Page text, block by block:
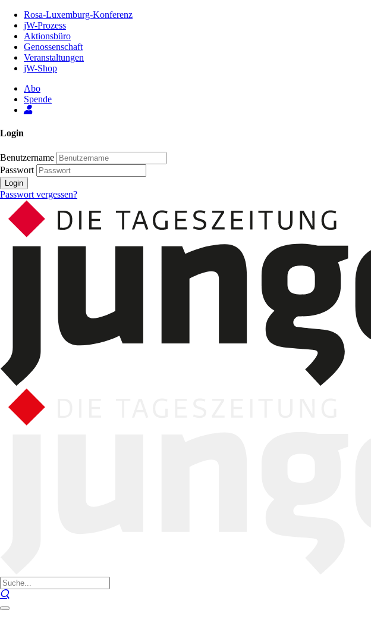
Inhalt
Seite
Rosa-Luxemburg-Konferenz
jW-Prozess
Aktionsbüro
Genossenschaft
Veranstaltungen
jW-Shop
Abo
Spende
Login
Benutzername
Passwort
Login
Passwort vergessen?